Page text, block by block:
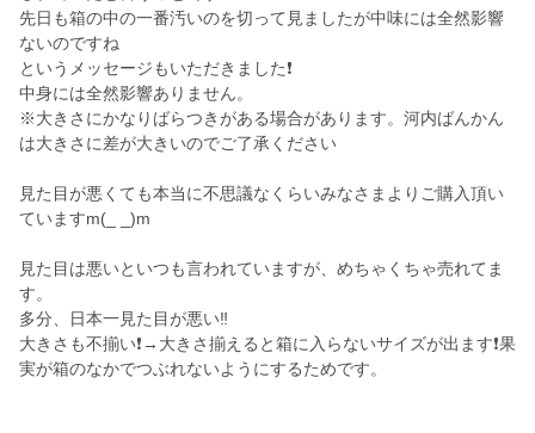
先日も箱の中の一番汚いのを切って見ましたが中味には全然影響
ないのですね
というメッセージもいただきました❗
中身には全然影響ありません。
※大きさにかなりばらつきがある場合があります。河内ばんかん
は大きさに差が大きいのでご了承ください
見た目が悪くても本当に不思議なくらいみなさまよりご購入頂い
ていますm(_ _)m
見た目は悪いといつも言われていますが、めちゃくちゃ売れてま
す。
多分、日本一見た目が悪い‼️
大きさも不揃い❗→大きさ揃えると箱に入らないサイズが出ます❗果
実が箱のなかでつぶれないようにするためです。